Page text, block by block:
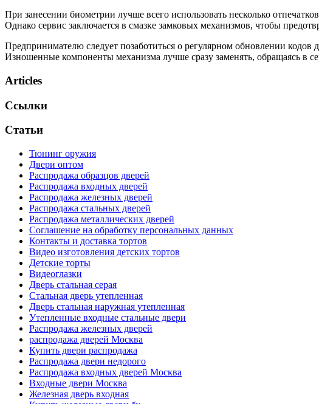
При занесении биометрии лучше всего использовать несколько
Однако сервис заключается в смазке замковых механизмов, чтобы
Предпринимателю следует позаботиться о регулярном обновлении кодов
Изношенные компоненты механизма лучше сразу заменять, обращаясь в
Articles
Ссылки
Статьи
Тюнинг оружия
Двери оптом
Распродажа образцов дверей
Распродажа входных дверей
Распродажа железных дверей
Распродажа стальных дверей
Распродажа металлических дверей
Соглашение на обработку персональных данных
Контакты и доставка тортов
Видео изготовления детских тортов
Детские торты
Видеоглазки
Дверь стальная серая
Стальная дверь утепленная
Дверь стальная наружная утепленная
Утепленные входные стальные двери
Распродажа железных дверей
распродажа дверей Москва
Купить двери распродажа
Распродажа двери недорого
Распродажа входных дверей Москва
Входные двери Москва
Железная дверь входная